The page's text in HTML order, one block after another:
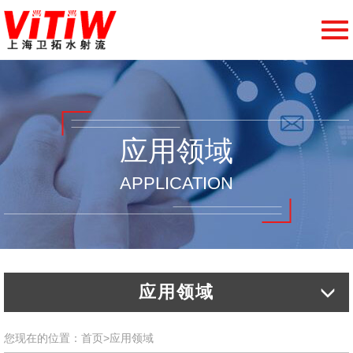
切
导
应用领域
APPLICATION
应用领域
您现在的位置： 首页>应用领域